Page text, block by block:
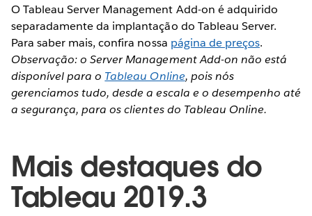
O Tableau Server Management Add-on é adquirido
separadamente da implantação do Tableau Server.
Para saber mais, confira nossa página de preços.
Observação: o Server Management Add-on não está
disponível para o Tableau Online, pois nós
gerenciamos tudo, desde a escala e o desempenho até
a segurança, para os clientes do Tableau Online.
Mais destaques do
Tableau 2019.3